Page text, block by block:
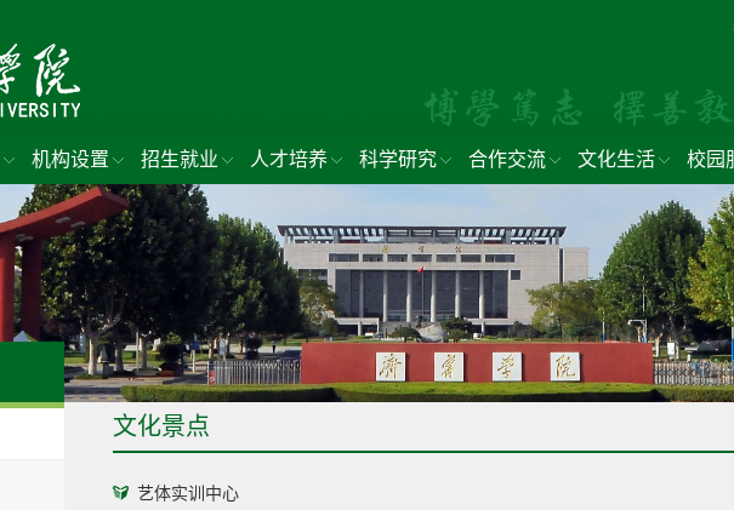
机构设置 招生就业 人才培养 科学研究 合作交流 文化生活 校园
文化景点
艺体实训中心